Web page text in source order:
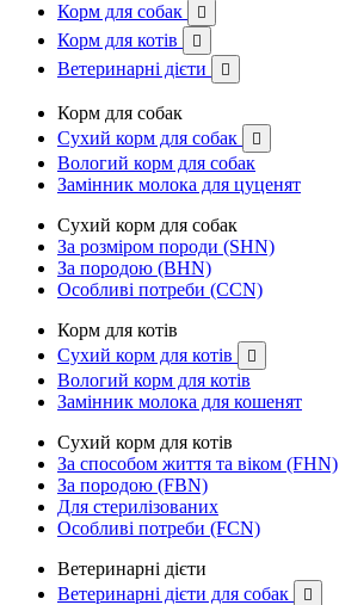
Корм для собак

Корм для котів 
Ветеринарні дієти 
Корм для собак
Сухий корм для собак

Вологий корм для собак
Замінник молока для цуценят
Сухий корм для собак
За розміром породи (SHN)
За породою (BHN)
Особливі потреби (CCN)
Корм для котів
Сухий корм для котів

Вологий корм для котів
Замінник молока для кошенят
Сухий корм для котів
За способом життя та віком (FHN)
За породою (FBN)
Для стерилізованих
Особливі потреби (FCN)
Ветеринарні дієти
Ветеринарні дієти для собак
